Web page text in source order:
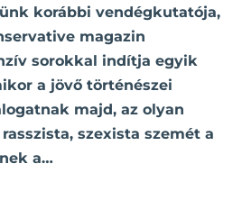
korábbi vendégkutatója,
magazin
sorokkal indítja egyik
a jövő történészei
majd, az olyan
szexista szemét a
a…